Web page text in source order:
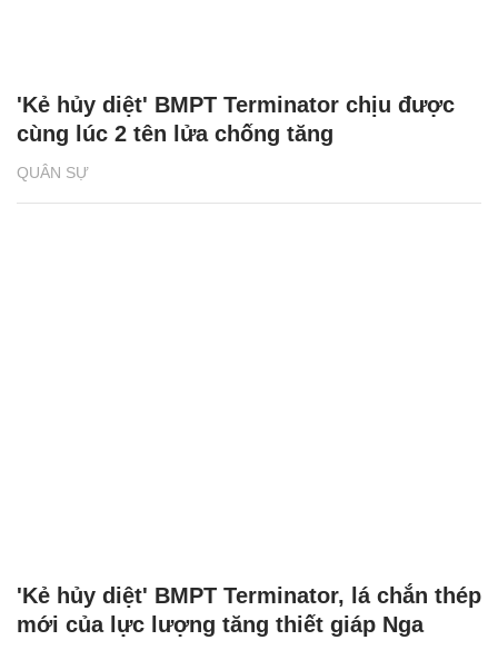
QUÂN SỰ
'Kẻ hủy diệt' BMPT Terminator chịu được
cùng lúc 2 tên lửa chống tăng
'Kẻ hủy diệt' BMPT Terminator, lá chắn thép
mới của lực lượng tăng thiết giáp Nga